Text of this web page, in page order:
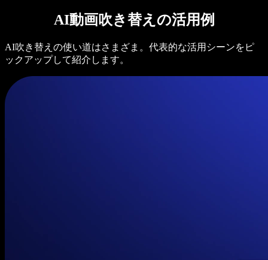
AI動画吹き替えの活用例
AI吹き替えの使い道はさまざま。代表的な活用シーンをピ
ックアップして紹介します。